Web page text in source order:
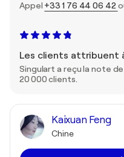
Appel +33 1 76 44 06 42
Les clients attribuent
Singulart a reçu la note
20 000 clients.
Kaixuan Feng
Chine